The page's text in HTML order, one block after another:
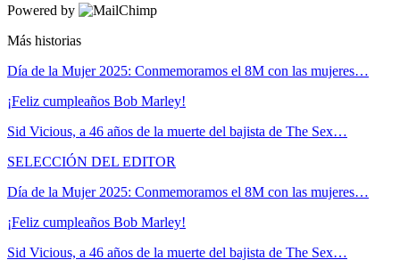
Powered by
Más historias
Día de la Mujer 2025: Conmemoramos el 8M con las mujeres…
¡Feliz cumpleaños Bob Marley!
Sid Vicious, a 46 años de la muerte del bajista de The Sex…
SELECCIÓN DEL EDITOR
Día de la Mujer 2025: Conmemoramos el 8M con las mujeres…
¡Feliz cumpleaños Bob Marley!
Sid Vicious, a 46 años de la muerte del bajista de The Sex…